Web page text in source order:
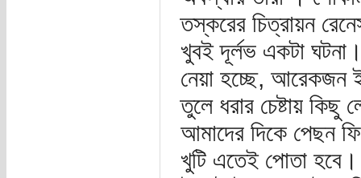
তস্করের চিত্রায়ন
খুবই দূর্লভ একটা
নেয়া হচ্ছে, আরেকজন
তুলে ধরার চেষ্টায়
আমাদের দিকে পেছন
খুটি এতেই পোতা হবে।